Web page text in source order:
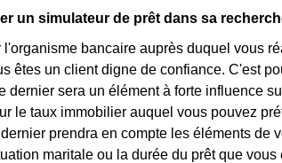
un simulateur de prêt dans sa
l'organisme bancaire auprès duquel vous
êtes un client digne de confiance. C'est
dernier sera un élément à forte influence
le taux immobilier auquel vous pouvez
prendra en compte les éléments de
maritale ou la durée du prêt que